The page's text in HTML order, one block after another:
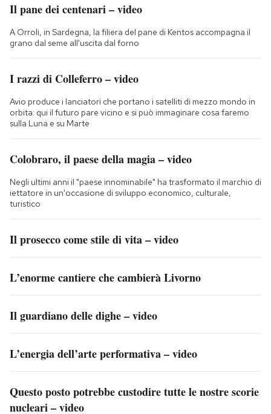
Il pane dei centenari – video
A Orroli, in Sardegna, la filiera del pane di Kentos accompagna il
grano dal seme all'uscita dal forno
I razzi di Colleferro – video
Avio produce i lanciatori che portano i satelliti di mezzo mondo in
orbita: qui il futuro pare vicino e si può immaginare cosa faremo
sulla Luna e su Marte
Colobraro, il paese della magia – video
Negli ultimi anni il "paese innominabile" ha trasformato il marchio di
iettatore in un'occasione di sviluppo economico, culturale,
turistico
Il prosecco come stile di vita – video
L’enorme cantiere che cambierà Livorno
Il guardiano delle dighe – video
L’energia dell’arte performativa – video
Questo posto potrebbe custodire tutte le nostre scorie
nucleari – video